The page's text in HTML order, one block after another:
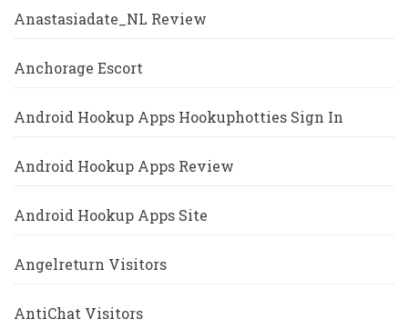
Anastasiadate_NL Review
Anchorage Escort
Android Hookup Apps Hookuphotties Sign In
Android Hookup Apps Review
Android Hookup Apps Site
Angelreturn Visitors
AntiChat Visitors